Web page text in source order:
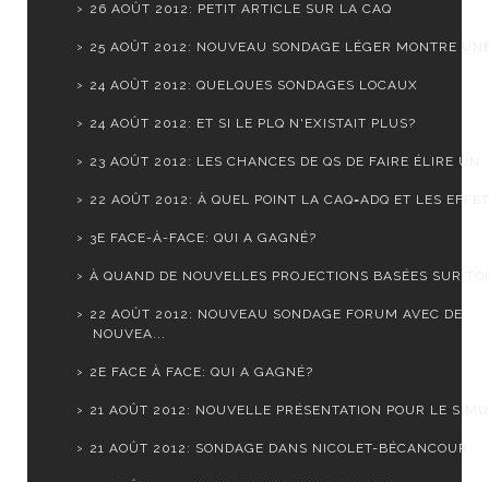
26 AOÛT 2012: PETIT ARTICLE SUR LA CAQ
25 AOÛT 2012: NOUVEAU SONDAGE LÉGER MONTRE
24 AOÛT 2012: QUELQUES SONDAGES LOCAUX
24 AOÛT 2012: ET SI LE PLQ N'EXISTAIT PLUS?
23 AOÛT 2012: LES CHANCES DE QS DE FAIRE ÉLIRE UN
22 AOÛT 2012: À QUEL POINT LA CAQ=ADQ ET LES
3E FACE-À-FACE: QUI A GAGNÉ?
À QUAND DE NOUVELLES PROJECTIONS BASÉES SUR
22 AOÛT 2012: NOUVEAU SONDAGE FORUM AVEC DE
NOUVEA...
2E FACE À FACE: QUI A GAGNÉ?
21 AOÛT 2012: NOUVELLE PRÉSENTATION POUR LE
21 AOÛT 2012: SONDAGE DANS NICOLET-BÉCANCOUR